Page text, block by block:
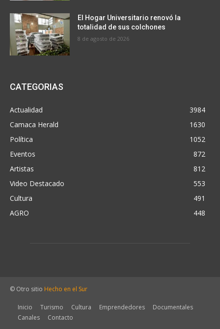
El Hogar Universitario renovó la
totalidad de sus colchones
8 de agosto de 2026
CATEGORIAS
Actualidad
3984
Camaca Herald
1630
Política
1052
Eventos
872
Artistas
812
Video Destacado
553
Cultura
491
AGRO
448
© Otro sitio Hecho en el Sur
Inicio Turismo Cultura Emprendedores
Documentales
Canales
Contacto